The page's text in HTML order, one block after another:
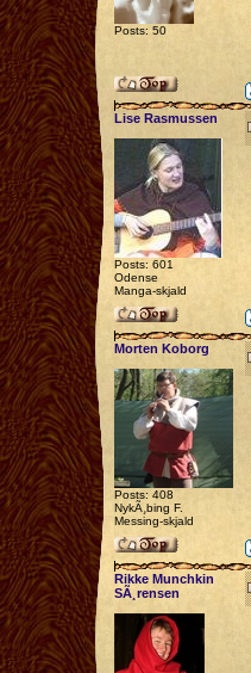
Posts: 50
Lise Rasmussen
Posts: 601
Odense
Manga-skjald
Morten Koborg
Posts: 408
NykÃ¸bing F.
Messing-skjald
Rikke Munchkin
SÃ¸rensen